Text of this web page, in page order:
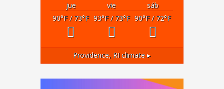
jue vie
sáb
90°F/ 73°F 93°F/ 73°F 90°F/ 72°F
Providence, RI climate ▸